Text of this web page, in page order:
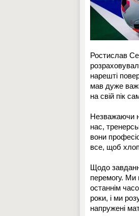
Ростислав
нарешті
мав дуже
на свій пік
Незважаючи
нас,
вони
все, щоб
Щодо
перемогу. Ми
останнім
роки, і ми
напружені